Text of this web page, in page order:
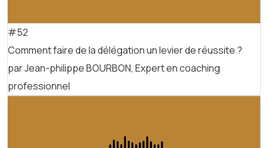
#52
Comment faire de la délégation un levier de réussite ?
par Jean-philippe BOURBON, Expert en coaching
professionnel